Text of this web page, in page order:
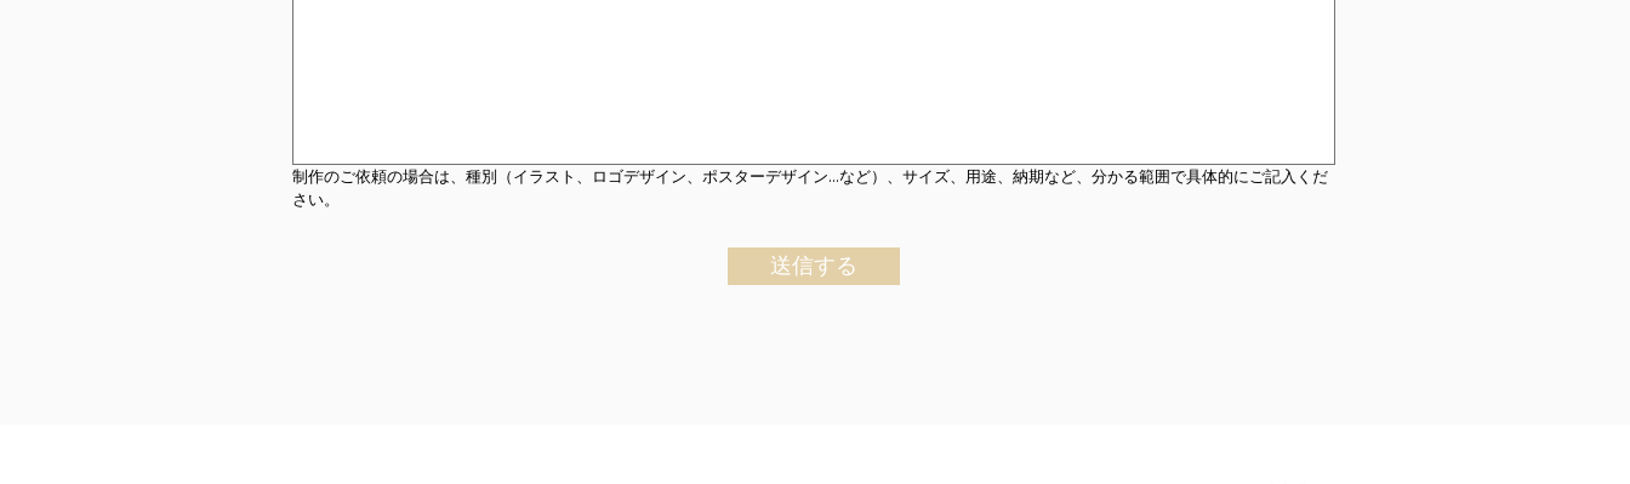
制作のご依頼の場合は、種別（イラスト、ロゴデザイン、ポスターデザイン...など）、サイズ、用途、納期など、分かる範囲で具体的にご記入くだ
さい。
送信する